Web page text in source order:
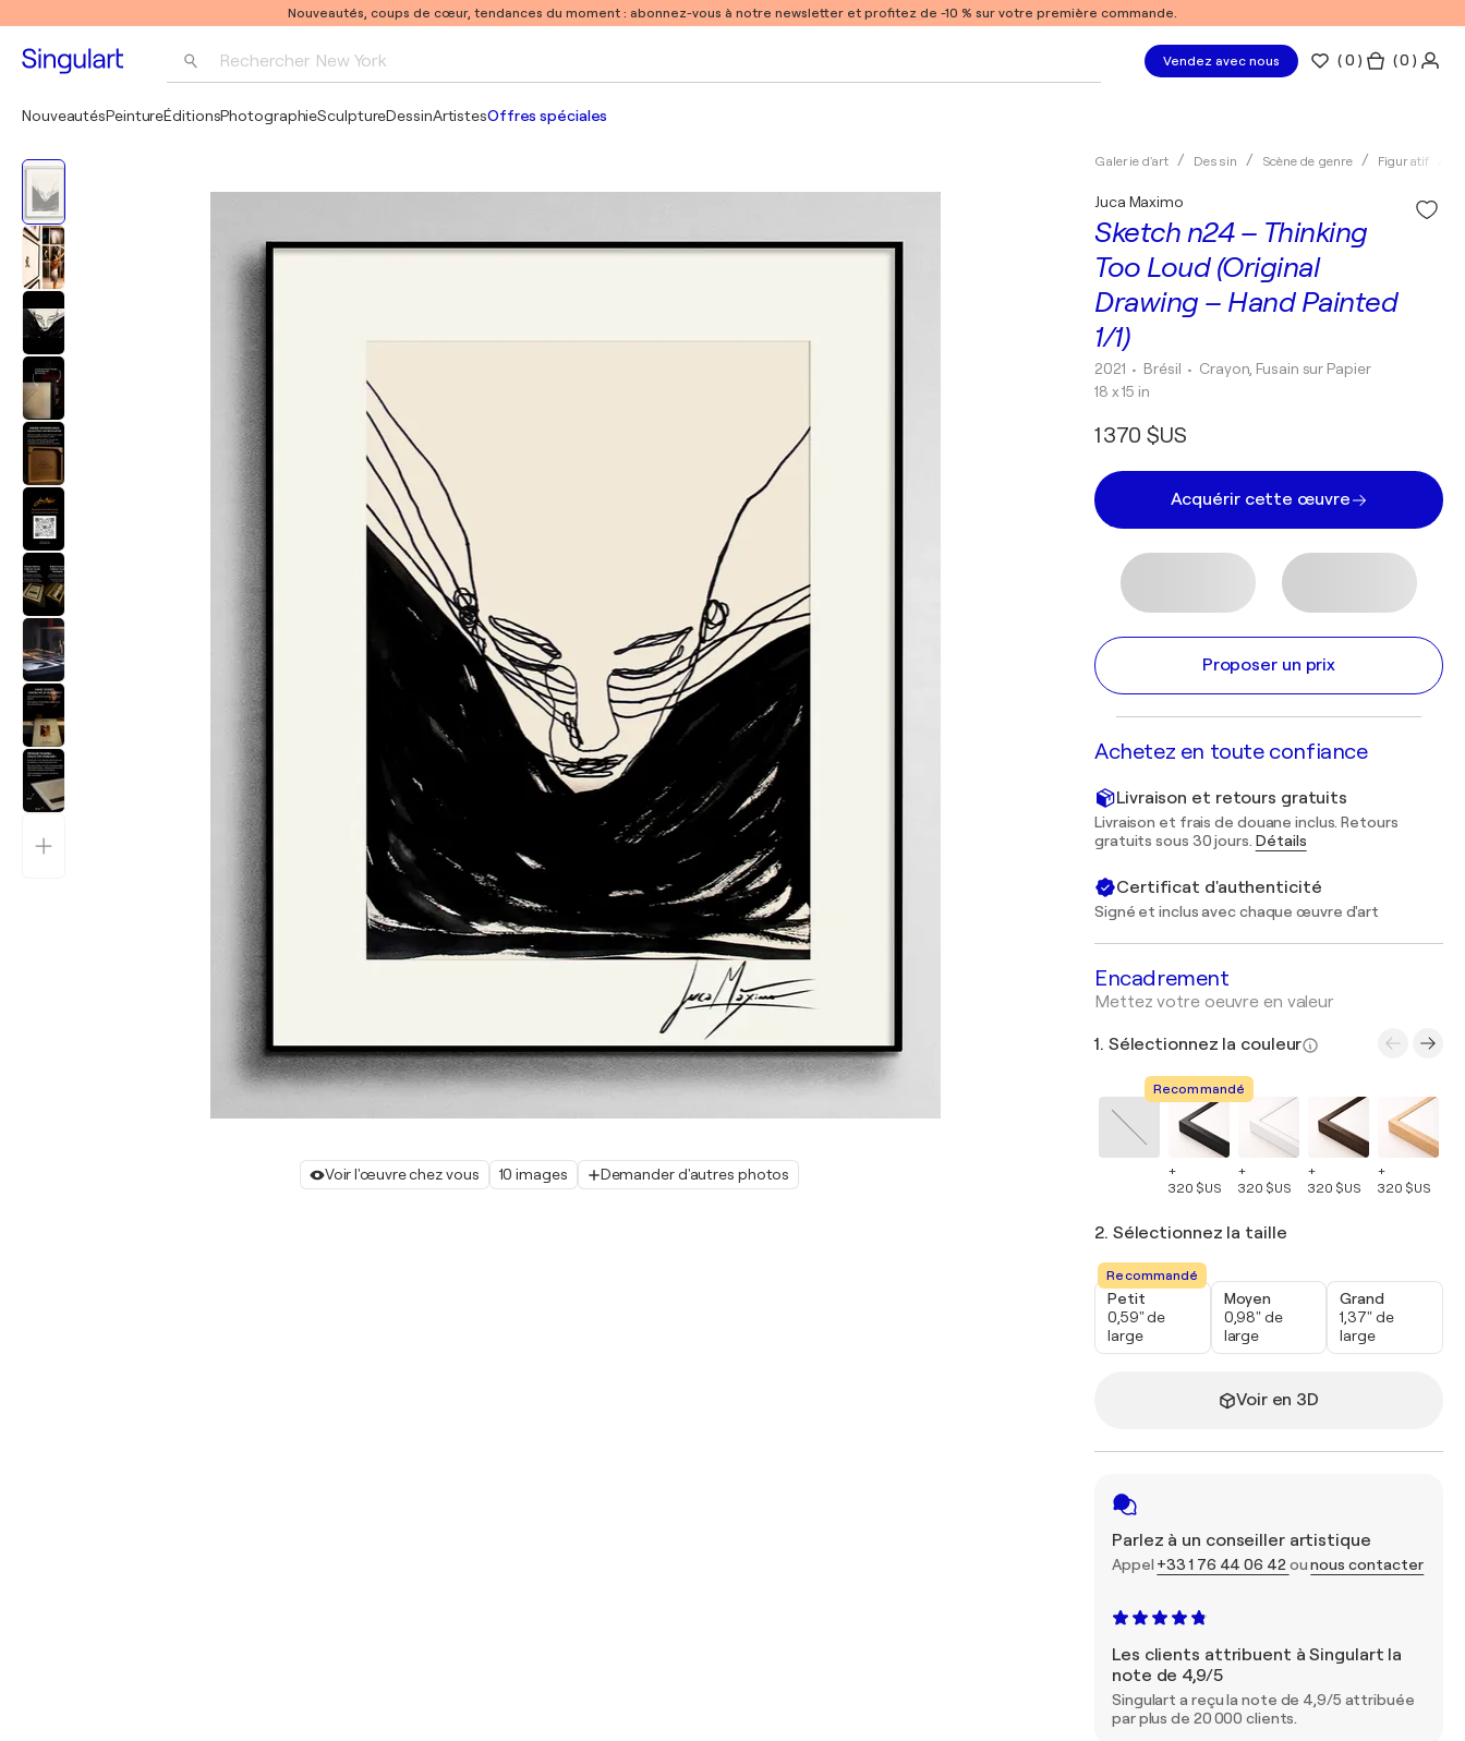
Nouveautés, coups de cœur, tendances du moment : abonnez-vous à notre newsletter et profitez de -10 % sur votre première commande.
Rechercher New York
Pablo Picasso
Vendez avec nous (0 ) ( 0 )
NouveautésPeintureÉditionsPhotographieSculptureDessinArtistesOffres spéciales
Voir l'œuvre chez vous 10 images Demander d'autres photos
Galerie d'art Dessin Scène de genre Figuratif
Sketch n24 – Thinking
Too Loud (Original
Drawing – Hand Painted
1/1)
Juca Maximo
2021 • Brésil • Crayon, Fusain sur Papier
18 x 15 in
1 370 $US
Acquérir cette œuvre
Proposer un prix
Achetez en toute confiance
Livraison et retours gratuits
Livraison et frais de douane inclus. Retours
gratuits sous 30 jours. Détails
Certificat d'authenticité
Signé et inclus avec chaque œuvre d'art
Encadrement
Mettez votre oeuvre en valeur
1. Sélectionnez la couleur
Recommandé
+
320 $US
+
320 $US
+
320 $US
+
320 $US
2. Sélectionnez la taille
Recommandé
Petit
0,59" de
large
Moyen
0,98" de
large
Grand
1,37" de
large
Voir en 3D
Parlez à un conseiller artistique
Appel +33 1 76 44 06 42 ounous contacter
Les clients attribuent à Singulart la
note de 4,9/5
Singulart a reçu la note de 4,9/5 attribuée
par plus de 20 000 clients.